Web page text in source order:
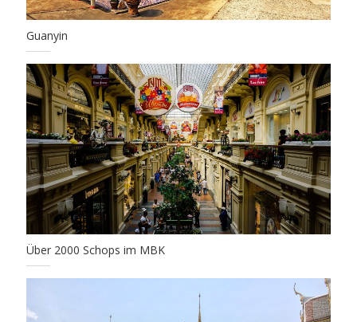
Guanyin
Über 2000 Schops im MBK